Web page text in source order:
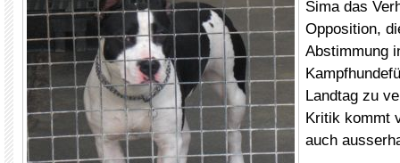
Sima das
Opposition,
Abstimmung
Landtag zu
Kritik kommt
auch